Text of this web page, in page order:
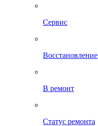
Сервис
Восстановление
В ремонт
Статус ремонта